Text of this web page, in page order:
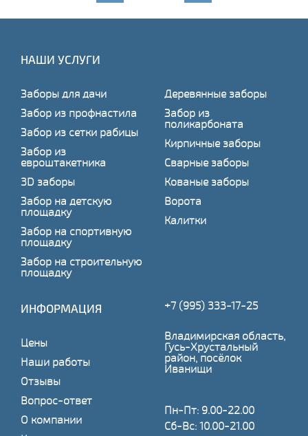
НАШИ УСЛУГИ
Заборы для дачи
Забор из профнастила
Забор из сетки рабицы
Забор из
евроштакетника
3D заборы
Забор на детскую
площадку
Забор на спортивную
площадку
Забор на строительную
площадку
Деревянные заборы
Забор из
поликарбоната
Кирпичные заборы
Сварные заборы
Кованые заборы
Ворота
Калитки
ИНФОРМАЦИЯ
Цены
Наши работы
Отзывы
Вопрос-ответ
О компании
+7 (995) 333-17-25
Владимирская область,
Гусь-Хрустальный
район, посёлок
Иванищи
Пн-Пт: 9.00-22.00
Сб-Вс: 10.00-21.00